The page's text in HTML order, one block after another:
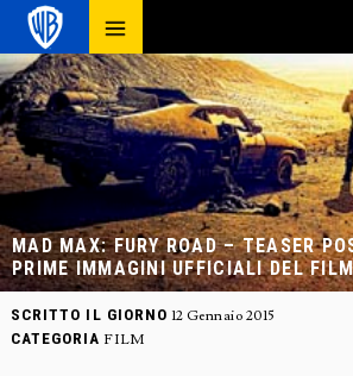
MAD MAX: FURY ROAD – TEASER
PRIME IMMAGINI UFFICIALI DEL
SCRITTO IL GIORNO 12 Gennaio 2015
CATEGORIA FILM